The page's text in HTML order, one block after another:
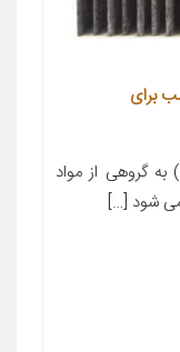
خودرو مدل 01 مناسب برای
گروهی از مواد
می شود […]